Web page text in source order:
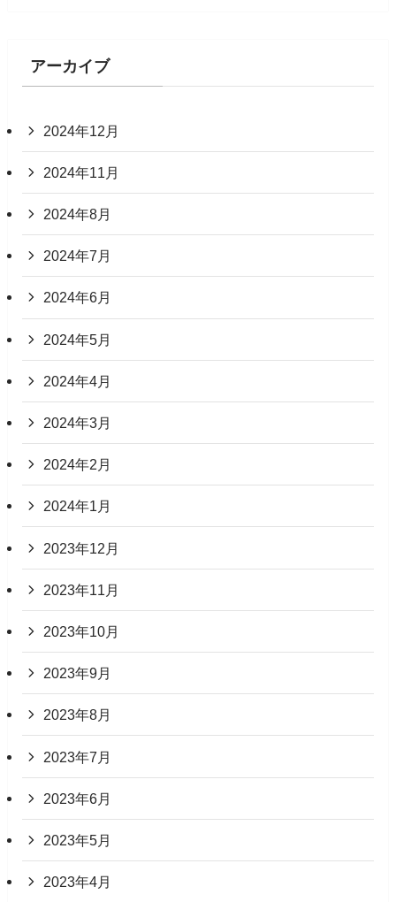
アーカイブ
2024年12月
2024年11月
2024年8月
2024年7月
2024年6月
2024年5月
2024年4月
2024年3月
2024年2月
2024年1月
2023年12月
2023年11月
2023年10月
2023年9月
2023年8月
2023年7月
2023年6月
2023年5月
2023年4月